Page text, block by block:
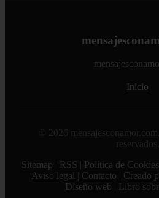
Inicio
© 2026
reservados.
Sitemap
RSS Política de Cookies
Aviso legal
Contacto
Creado
Diseño web
Libro